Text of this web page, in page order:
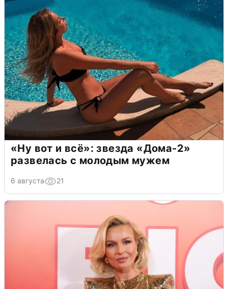
«Ну вот и всё»: звезда «Дома-2»
развелась с молодым мужем
6 августа 21